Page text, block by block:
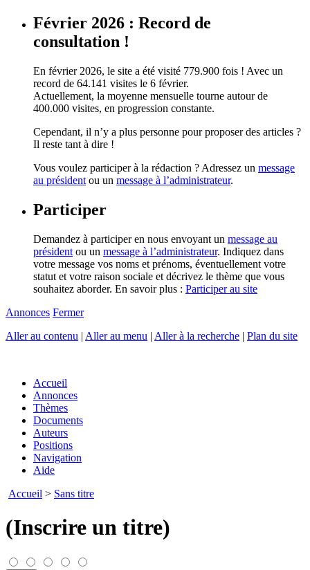
Février 2026 : Record de
consultation !
En février 2026, le site a été visité 779.900 fois ! Avec un
record de 64.141 visites le 6 février.
Actuellement, la moyenne mensuelle tourne autour de
400.000 visites, en progression constante.
Cependant, il n’y a plus personne pour proposer des articles ?
Il reste tant à dire !
Vous voulez participer à la rédaction ? Adressez un message
au président ou un message à l’administrateur.
Participer
Demandez à participer en nous envoyant un message au
président ou un message à l’administrateur. Indiquez dans
votre message vos noms et prénoms, éventuellement votre
statut et votre raison sociale et décrivez le thème que vous
souhaitez aborder. En savoir plus : Participer au site
Annonces Fermer
Aller au contenu | Aller au menu | Aller à la recherche | Plan du site
Accueil
Annonces
Thèmes
Documents
Auteurs
Positions
Navigation
Aide
Accueil > Sans titre
(Inscrire un titre)